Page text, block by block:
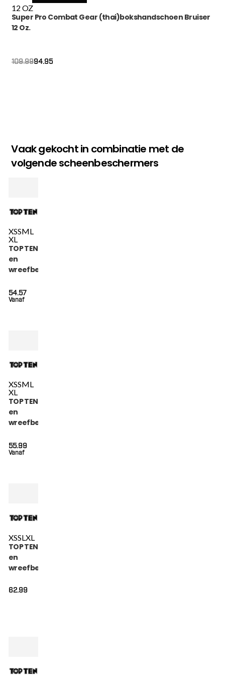
12 OZ
Super Pro Combat Gear (thai)bokshandschoen Bruiser
12 Oz.
109.99
Oorspronkelijke
prijs
94.95
Huidige
prijs
Vaak gekocht in combinatie met de
volgende scheenbeschermers
XSSML
XL
TOP TEN Scheen-
en
wreefbeschermer
Vanaf
54.57
XSSML
XL
TOP TEN Scheen-
en
wreefbeschermer
Vanaf
55.99
XSSL XL
TOP TEN Scheen-
en
wreefbeschermer
62.99